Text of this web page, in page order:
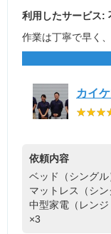
利用したサービス:
作業は丁寧で早く
カイ
依頼内容
ベッド（シングル
マットレス（シ
中型家電（レンジ
×3